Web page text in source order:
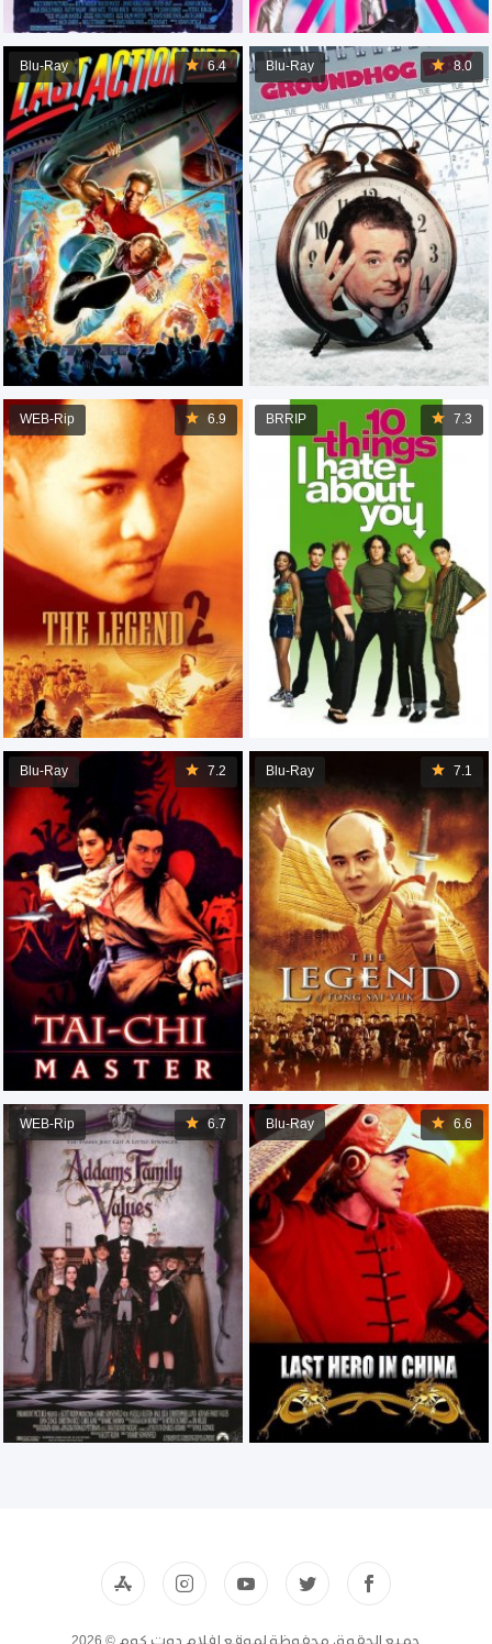
8.0
Blu-Ray
6.4
Blu-Ray
7.3
BRRIP
6.9
WEB-Rip
7.1
Blu-Ray
7.2
Blu-Ray
6.6
Blu-Ray
6.7
WEB-Rip